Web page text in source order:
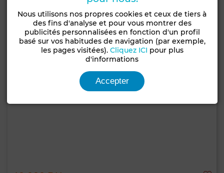
Nous utilisons nos propres cookies et ceux de tiers à
des fins d'analyse et pour vous montrer des
publicités personnalisées en fonction d'un profil
basé sur vos habitudes de navigation (par exemple,
les pages visitées). Cliquez ICI pour plus
d'informations
Accepter